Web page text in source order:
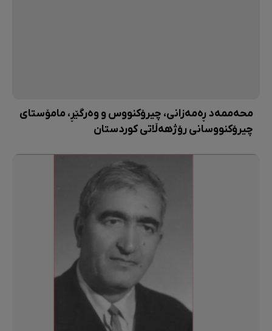
محەممەد ڕەمەزانی، چیرۆکنووس و وەرگێڕ، مامۆستای
چیرۆکنووسانی رۆژهەڵاتی کوردستان